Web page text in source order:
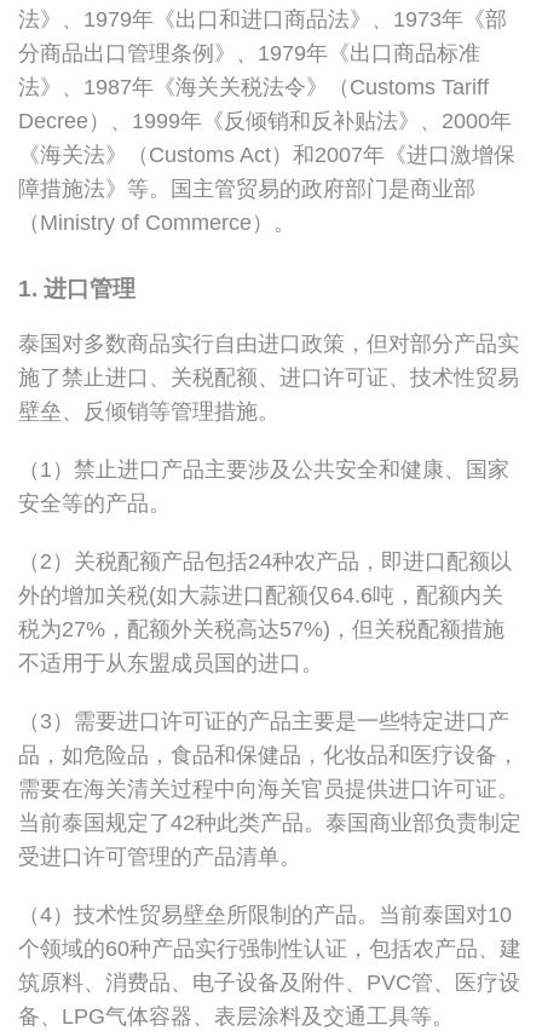
法》、1979年《出口和进口商品法》、1973年《部
分商品出口管理条例》、1979年《出口商品标准
法》、1987年《海关关税法令》（Customs Tariff
Decree）、1999年《反倾销和反补贴法》、2000年
《海关法》（Customs Act）和2007年《进口激增保
障措施法》等。国主管贸易的政府部门是商业部
（Ministry of Commerce）。
1. 进口管理
泰国对多数商品实行自由进口政策，但对部分产品实
施了禁止进口、关税配额、进口许可证、技术性贸易
壁垒、反倾销等管理措施。
（1）禁止进口产品主要涉及公共安全和健康、国家
安全等的产品。
（2）关税配额产品包括24种农产品，即进口配额以
外的增加关税(如大蒜进口配额仅64.6吨，配额内关
税为27%，配额外关税高达57%)，但关税配额措施
不适用于从东盟成员国的进口。
（3）需要进口许可证的产品主要是一些特定进口产
品，如危险品，食品和保健品，化妆品和医疗设备，
需要在海关清关过程中向海关官员提供进口许可证。
当前泰国规定了42种此类产品。泰国商业部负责制定
受进口许可管理的产品清单。
（4）技术性贸易壁垒所限制的产品。当前泰国对10
个领域的60种产品实行强制性认证，包括农产品、建
筑原料、消费品、电子设备及附件、PVC管、医疗设
备、LPG气体容器、表层涂料及交通工具等。